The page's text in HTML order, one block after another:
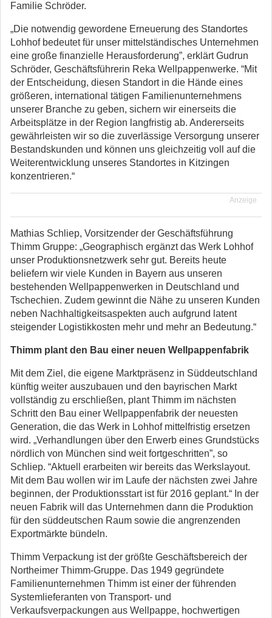
Familie Schröder.
„Die notwendig gewordene Erneuerung des Standortes
Lohhof bedeutet für unser mittelständisches Unternehmen
eine große finanzielle Herausforderung”, erklärt Gudrun
Schröder, Geschäftsführerin Reka Wellpappenwerke. “Mit
der Entscheidung, diesen Standort in die Hände eines
größeren, international tätigen Familienunternehmens
unserer Branche zu geben, sichern wir einerseits die
Arbeitsplätze in der Region langfristig ab. Andererseits
gewährleisten wir so die zuverlässige Versorgung unserer
Bestandskunden und können uns gleichzeitig voll auf die
Weiterentwicklung unseres Standortes in Kitzingen
konzentrieren.“
Anzeige
Mathias Schliep, Vorsitzender der Geschäftsführung
Thimm Gruppe: „Geographisch ergänzt das Werk Lohhof
unser Produktionsnetzwerk sehr gut. Bereits heute
beliefern wir viele Kunden in Bayern aus unseren
bestehenden Wellpappenwerken in Deutschland und
Tschechien. Zudem gewinnt die Nähe zu unseren Kunden
neben Nachhaltigkeitsaspekten auch aufgrund latent
steigender Logistikkosten mehr und mehr an Bedeutung.“
Thimm plant den Bau einer neuen Wellpappenfabrik
Mit dem Ziel, die eigene Marktpräsenz in Süddeutschland
künftig weiter auszubauen und den bayrischen Markt
vollständig zu erschließen, plant Thimm im nächsten
Schritt den Bau einer Wellpappenfabrik der neuesten
Generation, die das Werk in Lohhof mittelfristig ersetzen
wird. „Verhandlungen über den Erwerb eines Grundstücks
nördlich von München sind weit fortgeschritten”, so
Schliep. “Aktuell erarbeiten wir bereits das Werkslayout.
Mit dem Bau wollen wir im Laufe der nächsten zwei Jahre
beginnen, der Produktionsstart ist für 2016 geplant.“ In der
neuen Fabrik will das Unternehmen dann die Produktion
für den süddeutschen Raum sowie die angrenzenden
Exportmärkte bündeln.
Thimm Verpackung ist der größte Geschäftsbereich der
Northeimer Thimm-Gruppe. Das 1949 gegründete
Familienunternehmen Thimm ist einer der führenden
Systemlieferanten von Transport- und
Verkaufsverpackungen aus Wellpappe, hochwertigen